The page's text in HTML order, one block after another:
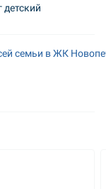
детский
семьи в ЖК